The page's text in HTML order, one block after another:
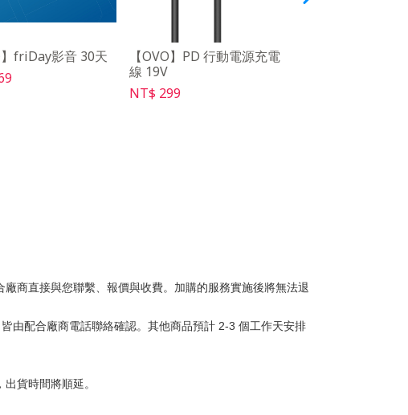
】friDay影音 30天
【OVO】PD 行動電源充電
線 19V
NT$ 299
商直接與您聯繫、報價與收費。加購的服務實施後將無法退
由配合廠商電話聯絡確認。其他商品預計 2-3 個工作天安排
貨時間將順延。